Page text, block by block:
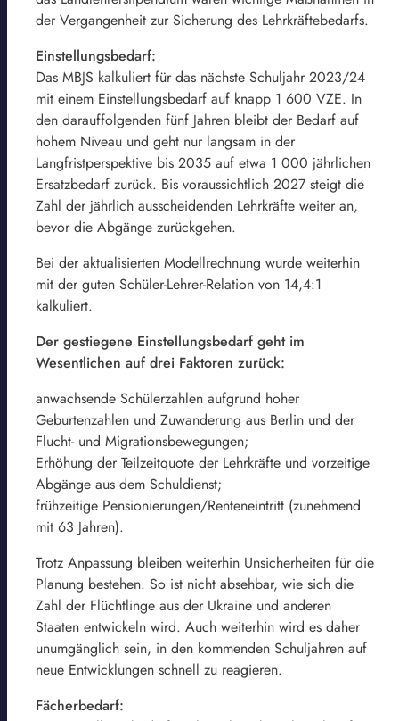
der Vergangenheit zur Sicherung des Lehrkräftebedarfs.
Einstellungsbedarf:
Das MBJS kalkuliert für das nächste Schuljahr 2023/24
mit einem Einstellungsbedarf auf knapp 1 600 VZE. In
den darauffolgenden fünf Jahren bleibt der Bedarf auf
hohem Niveau und geht nur langsam in der
Langfristperspektive bis 2035 auf etwa 1 000 jährlichen
Ersatzbedarf zurück. Bis voraussichtlich 2027 steigt die
Zahl der jährlich ausscheidenden Lehrkräfte weiter an,
bevor die Abgänge zurückgehen.
Bei der aktualisierten Modellrechnung wurde weiterhin
mit der guten Schüler-Lehrer-Relation von 14,4:1
kalkuliert.
Der gestiegene Einstellungsbedarf geht im
Wesentlichen auf drei Faktoren zurück:
anwachsende Schülerzahlen aufgrund hoher
Geburtenzahlen und Zuwanderung aus Berlin und der
Flucht- und Migrationsbewegungen;
Erhöhung der Teilzeitquote der Lehrkräfte und vorzeitige
Abgänge aus dem Schuldienst;
frühzeitige Pensionierungen/Renteneintritt (zunehmend
mit 63 Jahren).
Trotz Anpassung bleiben weiterhin Unsicherheiten für die
Planung bestehen. So ist nicht absehbar, wie sich die
Zahl der Flüchtlinge aus der Ukraine und anderen
Staaten entwickeln wird. Auch weiterhin wird es daher
unumgänglich sein, in den kommenden Schuljahren auf
neue Entwicklungen schnell zu reagieren.
Fächerbedarf: